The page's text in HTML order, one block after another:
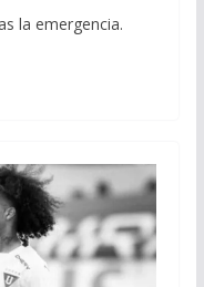
la emergencia.